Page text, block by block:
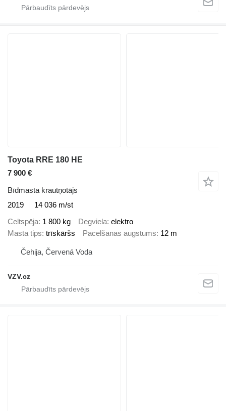
Toyota RRE 180 HE
7 900 €
Bīdmasta krautņotājs
2019
14 036 m/st
Celtspēja 1 800 kg Degviela elektro
Masta tips trīskāršs Pacelšanas augstums 12 m
Čehija, Červená Voda
VZV.cz